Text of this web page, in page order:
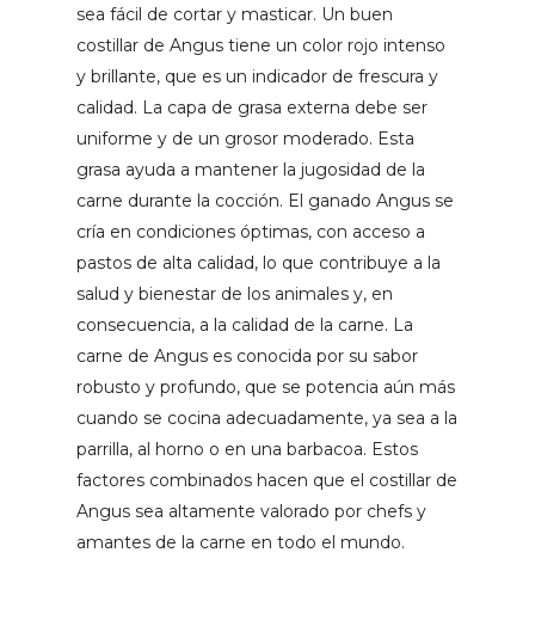
sea fácil de cortar y masticar. Un buen
costillar de Angus tiene un color rojo intenso
y brillante, que es un indicador de frescura y
calidad. La capa de grasa externa debe ser
uniforme y de un grosor moderado. Esta
grasa ayuda a mantener la jugosidad de la
carne durante la cocción. El ganado Angus se
cría en condiciones óptimas, con acceso a
pastos de alta calidad, lo que contribuye a la
salud y bienestar de los animales y, en
consecuencia, a la calidad de la carne. La
carne de Angus es conocida por su sabor
robusto y profundo, que se potencia aún más
cuando se cocina adecuadamente, ya sea a la
parrilla, al horno o en una barbacoa. Estos
factores combinados hacen que el costillar de
Angus sea altamente valorado por chefs y
amantes de la carne en todo el mundo.